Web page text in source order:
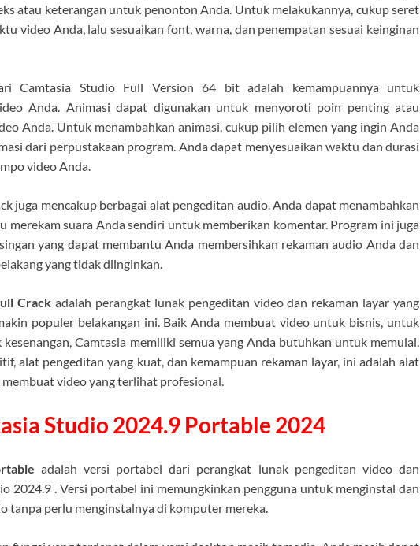
atau keterangan untuk penonton Anda. Untuk melakukannya, cukup seret
video Anda, lalu sesuaikan font, warna, dan penempatan sesuai keinginan
Camtasia Studio Full Version 64 bit adalah kemampuannya untuk
Anda. Animasi dapat digunakan untuk menyoroti poin penting atau
Anda. Untuk menambahkan animasi, cukup pilih elemen yang ingin Anda
dari perpustakaan program. Anda dapat menyesuaikan waktu dan durasi
video Anda.
juga mencakup berbagai alat pengeditan audio. Anda dapat menambahkan
merekam suara Anda sendiri untuk memberikan komentar. Program ini juga
yang dapat membantu Anda membersihkan rekaman audio Anda dan
yang tidak diinginkan.
Crack adalah perangkat lunak pengeditan video dan rekaman layar yang
populer belakangan ini. Baik Anda membuat video untuk bisnis, untuk
Camtasia memiliki semua yang Anda butuhkan untuk memulai.
alat pengeditan yang kuat, dan kemampuan rekaman layar, ini adalah alat
video yang terlihat profesional.
Studio 2024.9 Portable 2024
adalah versi portabel dari perangkat lunak pengeditan video dan
2024.9 . Versi portabel ini memungkinkan pengguna untuk menginstal dan
tanpa perlu menginstalnya di komputer mereka.